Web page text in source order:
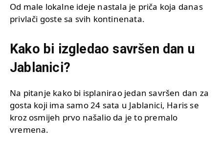
Od male lokalne ideje nastala je priča koja danas
privlači goste sa svih kontinenata.
Kako bi izgledao savršen dan u
Jablanici?
Na pitanje kako bi isplanirao jedan savršen dan za
gosta koji ima samo 24 sata u Jablanici, Haris se
kroz osmijeh prvo našalio da je to premalo
vremena.